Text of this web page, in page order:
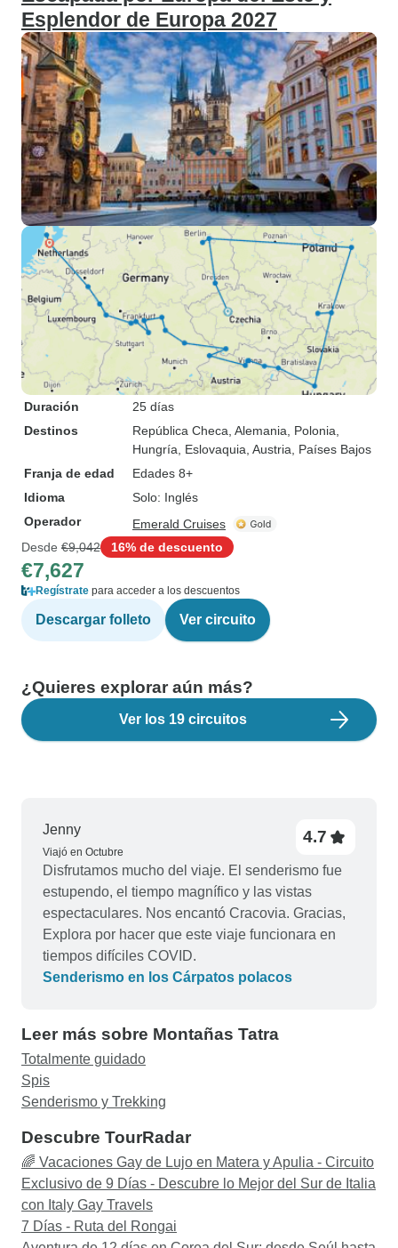
Esplendor de Europa 2027
Duración
25 días
Destinos
República Checa , Alemania , Polonia
Hungría , Eslovaquia , Austria , Países Bajos
Franja de edad
Edades 8+
Idioma
Solo: Inglés
Operador
Emerald Cruises
Desde €9,042 16% de descuento
€7,627
Regístrate para acceder a los descuentos
Descargar folleto Ver circuito
¿Quieres explorar aún más?
Ver los 19 circuitos
Jenny
Viajó en Octubre
4.7
Disfrutamos mucho del viaje. El senderismo fue
estupendo, el tiempo magnífico y las vistas
espectaculares. Nos encantó Cracovia. Gracias,
Explora por hacer que este viaje funcionara en
tiempos difíciles COVID.
Senderismo en los Cárpatos polacos
Leer más sobre Montañas Tatra
Totalmente guidado
Spis
Senderismo y Trekking
Descubre TourRadar
🌈 Vacaciones Gay de Lujo en Matera y Apulia - Circuito
Exclusivo de 9 Días - Descubre lo Mejor del Sur de Italia
con Italy Gay Travels
7 Días - Ruta del Rongai